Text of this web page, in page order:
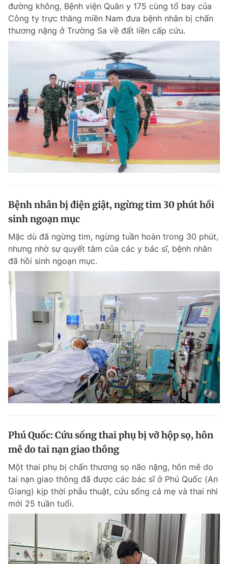
đường không, Bệnh viện Quân y 175 cùng tổ bay của
Công ty trực thăng miền Nam đưa bệnh nhân bị chấn
thương nặng ở Trường Sa về đất liền cấp cứu.
Bệnh nhân bị điện giật, ngừng tim 30 phút hồi
sinh ngoạn mục
Mặc dù đã ngừng tim, ngừng tuần hoàn trong 30 phút,
nhưng nhờ sự quyết tâm của các y bác sĩ, bệnh nhân
đã hồi sinh ngoạn mục.
Phú Quốc: Cứu sống thai phụ bị vỡ hộp sọ, hôn
mê do tai nạn giao thông
Một thai phụ bị chấn thương sọ não nặng, hôn mê do
tai nạn giao thông đã được các bác sĩ ở Phú Quốc (An
Giang) kịp thời phẫu thuật, cứu sống cả mẹ và thai nhi
mới 25 tuần tuổi.